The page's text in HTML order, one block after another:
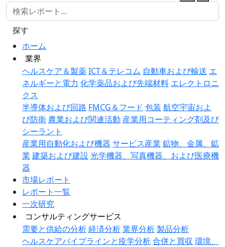
ホーム
業界
ヘルスケア＆製薬ICT＆テレコム 自動車および輸送 エ
ネルギーと電力 化学薬品および先端材料 エレクトロニ
クス
半導体および回路 FMCG＆フード 包装 航空宇宙およ
び防衛 農業および関連活動 産業用コーティング剤及び
シーラント
産業用自動化および機器 サービス産業 鉱物、金属、鉱
業 建築および建設 光学機器、写真機器、および医療機
器
市場レポート
レポート一覧
一次研究
コンサルティングサービス
需要と供給の分析経済分析業界分析製品分析
ヘルスケアパイプラインと疫学分析合併と買収 環境、
探す